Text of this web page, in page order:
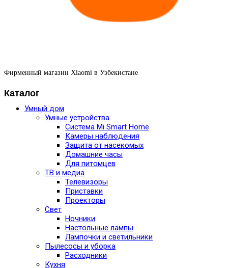
Фирменный магазин Xiaomi в Узбекистане
Каталог
Умный дом
Умные устройства
Система Mi Smart Home
Камеры наблюдения
Защита от насекомых
Домашние часы
Для питомцев
ТВ и медиа
Телевизоры
Приставки
Проекторы
Свет
Ночники
Настольные лампы
Лампочки и светильники
Пылесосы и уборка
Расходники
Кухня